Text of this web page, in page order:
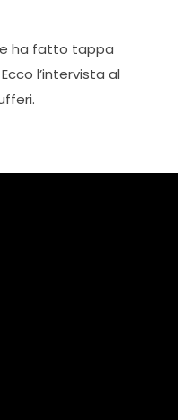
ha fatto tappa
Ecco l’intervista al